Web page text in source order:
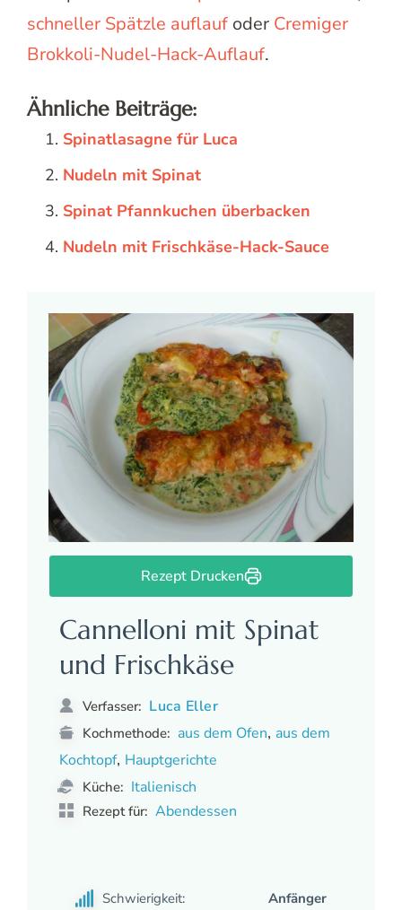
schneller Spätzle auflauf oder Cremiger
Brokkoli-Nudel-Hack-Auflauf.
Ähnliche Beiträge:
Spinatlasagne für Luca
Nudeln mit Spinat
Spinat Pfannkuchen überbacken
Nudeln mit Frischkäse-Hack-Sauce
Rezept Drucken
Cannelloni mit Spinat
und Frischkäse
Verfasser: Luca Eller
Kochmethode: aus dem Ofen, aus dem
Kochtopf, Hauptgerichte
Küche: Italienisch
Rezept für: Abendessen
Schwierigkeit: Anfänger